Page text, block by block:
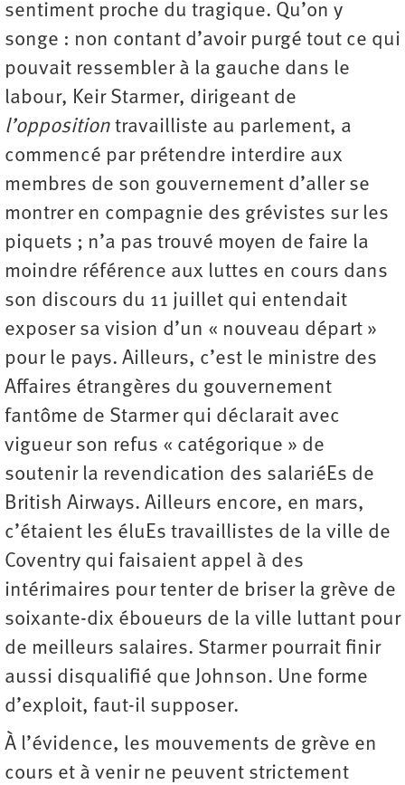
sentiment proche du tragique. Qu’on y
songe : non contant d’avoir purgé tout ce qui
pouvait ressembler à la gauche dans le
labour, Keir Starmer, dirigeant de
l’opposition travailliste au parlement, a
commencé par prétendre interdire aux
membres de son gouvernement d’aller se
montrer en compagnie des grévistes sur les
piquets ; n’a pas trouvé moyen de faire la
moindre référence aux luttes en cours dans
son discours du 11 juillet qui entendait
exposer sa vision d’un « nouveau départ »
pour le pays. Ailleurs, c’est le ministre des
Affaires étrangères du gouvernement
fantôme de Starmer qui déclarait avec
vigueur son refus « catégorique » de
soutenir la revendication des salariéEs de
British Airways. Ailleurs encore, en mars,
c’étaient les éluEs travaillistes de la ville de
Coventry qui faisaient appel à des
intérimaires pour tenter de briser la grève de
soixante-dix éboueurs de la ville luttant pour
de meilleurs salaires. Starmer pourrait finir
aussi disqualifié que Johnson. Une forme
d’exploit, faut-il supposer.
À l’évidence, les mouvements de grève en
cours et à venir ne peuvent strictement